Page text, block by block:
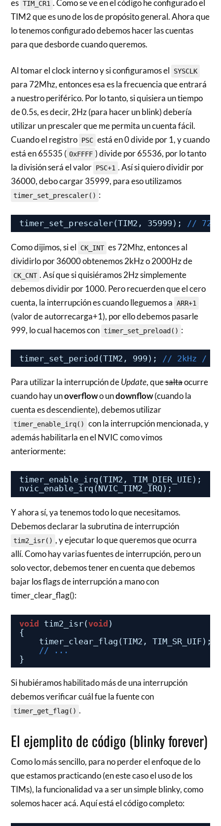
es TIM_CR1 . Como se ve en el código he configurado el
TIM2 que es uno de los de propósito general. Ahora que
lo tenemos configurado debemos hacer las cuentas
para que desborde cuando queremos.
Al tomar el clock interno y si configuramos el SYSCLK
para 72Mhz, entonces esa es la frecuencia que entrará
a nuestro periférico. Por lo tanto, si quisiera un tiempo
de 0.5s, es decir, 2Hz (para hacer un blink) debería
utilizar un prescaler que me permita un cuenta fácil.
Cuando el registro PSC está en 0 divide por 1, y cuando
está en 65535 ( 0xFFFF ) divide por 65536, por lo tanto
la división será el valor PSC+1 . Así si quiero dividir por
36000, debo cargar 35999, para eso utilizamos
timer_set_prescaler() :
timer_set_prescaler(TIM2, 35999); //
Como dijimos, si el CK_INT es 72Mhz, entonces al
dividirlo por 36000 obtenemos 2kHz o 2000Hz de
CK_CNT . Así que si quisiéramos 2Hz simplemente
debemos dividir por 1000. Pero recuerden que el cero
cuenta, la interrupción es cuando lleguemos a ARR+1
(valor de autorrecarga+1), por ello debemos pasarle
999, lo cual hacemos con timer_set_preload() :
timer_set_period(TIM2, 999); // 2kHz /
Para utilizar la interrupción deUpdate, quesaltaocurre
cuando hay unoverflowo undownflow(cuando la
cuenta es descendiente), debemos utilizar
timer_enable_irq()
con la interrupción mencionada, y
además habilitarla en el NVIC como vimos
anteriormente:
timer_enable_irq(TIM2, TIM_DIER_UIE);
nvic_enable_irq(NVIC_TIM2_IRQ);
Y ahora sí, ya tenemos todo lo que necesitamos.
Debemos declarar la subrutina de interrupción
tim2_isr() , y ejecutar lo que queremos que ocurra
allí. Como hay varias fuentes de interrupción, pero un
solo vector, debemos tener en cuenta que debemos
bajar los flags de interrupción a mano con
timer_clear_flag():
void tim2_isr(void )
{
timer_clear_flag(TIM2, TIM_SR_UIF);
// ...
}
Si hubiéramos habilitado más de una interrupción
debemos verificar cuál fue la fuente con
timer_get_flag() .
El ejemplito de código (blinky forever)
Como lo más sencillo, para no perder el enfoque de lo
que estamos practicando (en este caso el uso de los
TIMs), la funcionalidad va a ser un simple blinky, como
solemos hacer acá. Aquí está el código completo: